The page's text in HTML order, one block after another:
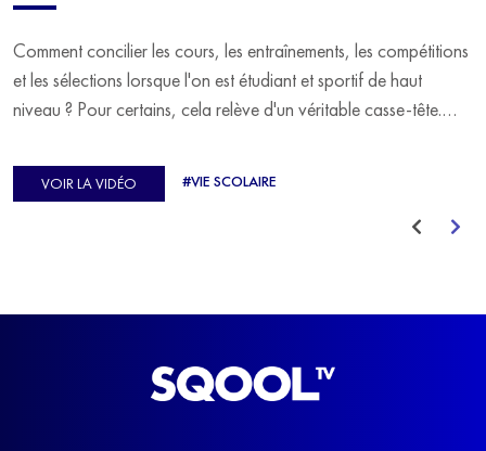
Comment concilier les cours, les entraînements, les compétitions
et les sélections lorsque l'on est étudiant et sportif de haut
niveau ? Pour certains, cela relève d'un véritable casse-tête.
d'Europe de Horse-ball, qui a failli abandonner ses études
avant de trouver un nouvel équilibre.
VOIR LA VIDÉO #VIE SCOLAIRE